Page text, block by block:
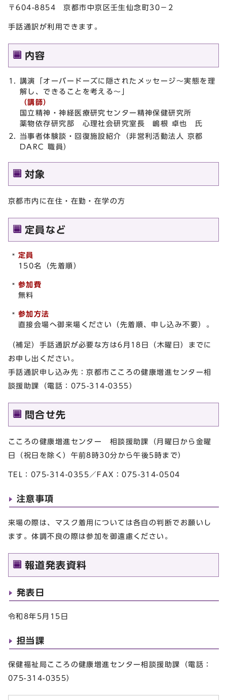
〒604-8854 京都市中京区壬生仙念町30－2
手話通訳が利用できます。
内容
講演「オーバードーズに隠されたメッセージ～実態を理
解し、できることを考える～」
（講師）
国立精神・神経医療研究センター精神保健研究所
薬物依存研究部 心理社会研究室長 嶋根 卓也 氏
当事者体験談・回復施設紹介（非営利活動法人 京都
DARC 職員）
対象
京都市内に在住・在勤・在学の方
定員など
定員
150名（先着順）
参加費
無料
参加方法
直接会場へ御来場ください（先着順、申し込み不要）。
（補足）手話通訳が必要な方は6月18日（木曜日）までに
お申し出ください。
手話通訳申し込み先：京都市こころの健康増進センター相
談援助課（電話：075-314-0355）
問合せ先
こころの健康増進センター 相談援助課（月曜日から金曜
日（祝日を除く）午前8時30分から午後5時まで）
TEL：075-314-0355／FAX：075-314-0504
注意事項
来場の際は、マスク着用については各自の判断でお願いし
ます。体調不良の際は参加を御遠慮ください。
報道発表資料
発表日
令和8年5月15日
担当課
保健福祉局こころの健康増進センター相談援助課（電話：
075-314-0355）